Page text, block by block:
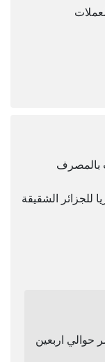
بالمصرف
للجزائر الشقيقة
اربعين